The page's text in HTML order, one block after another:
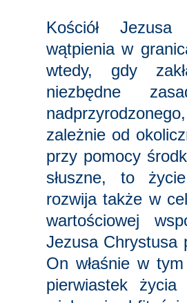
Kościół
wątpienia w
wtedy, gdy
niezbędne
zależnie od
przy pomocy
słuszne, to
rozwija także w
wartościowej
Jezusa Chrystusa
On właśnie w
pierwiastek